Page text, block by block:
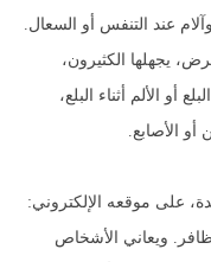
عند التنفس أو السعال.
يجهلها الكثيرون،
الألم أثناء البلع،
الأصابع.
على موقعه الإلكتروني:
ويعاني الأشخاص